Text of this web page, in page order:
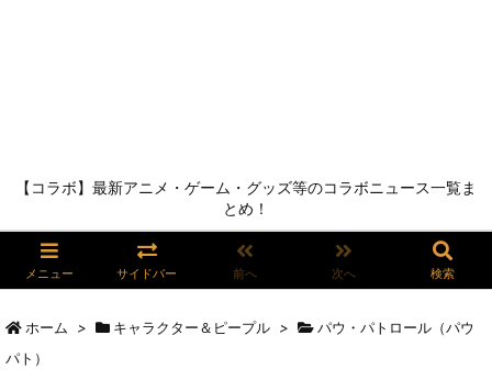
【コラボ】最新アニメ・ゲーム・グッズ等のコラボニュース一覧ま
とめ！
メニュー サイドバー 前へ 次へ 検索
ホーム > キャラクター＆ピープル >
パウ・パトロール（パウ
パト）